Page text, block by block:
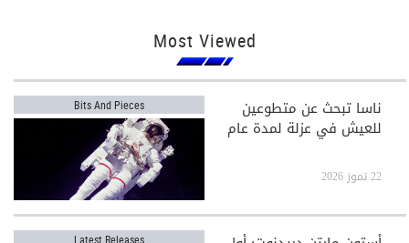
Most Viewed
Bits And Pieces ناسا تبحث عن متطوعين
للعيش في عزلة لمدة عام
22 تموز 2026
Latest Releases